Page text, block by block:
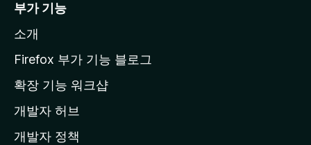
l
a
페
이
지
부가 기능
소개
Firefox 부가 기능 블로그
확장 기능 워크샵
개발자 허브
개발자 정책